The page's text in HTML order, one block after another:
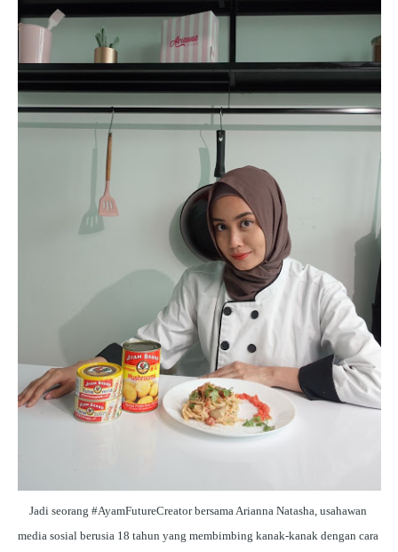
Jadi seorang #AyamFutureCreator bersama Arianna Natasha, usahawan
media sosial berusia 18 tahun yang membimbing kanak-kanak dengan cara